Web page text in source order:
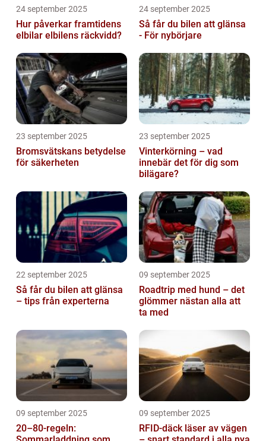
24 september 2025
Hur påverkar framtidens
elbilar elbilens räckvidd?
24 september 2025
Så får du bilen att glänsa
- För nybörjare
23 september 2025
Bromsvätskans betydelse
för säkerheten
23 september 2025
Vinterkörning – vad
innebär det för dig som
bilägare?
22 september 2025
Så får du bilen att glänsa
– tips från experterna
09 september 2025
Roadtrip med hund – det
glömmer nästan alla att
ta med
09 september 2025
20–80-regeln:
09 september 2025
RFID-däck läser av vägen